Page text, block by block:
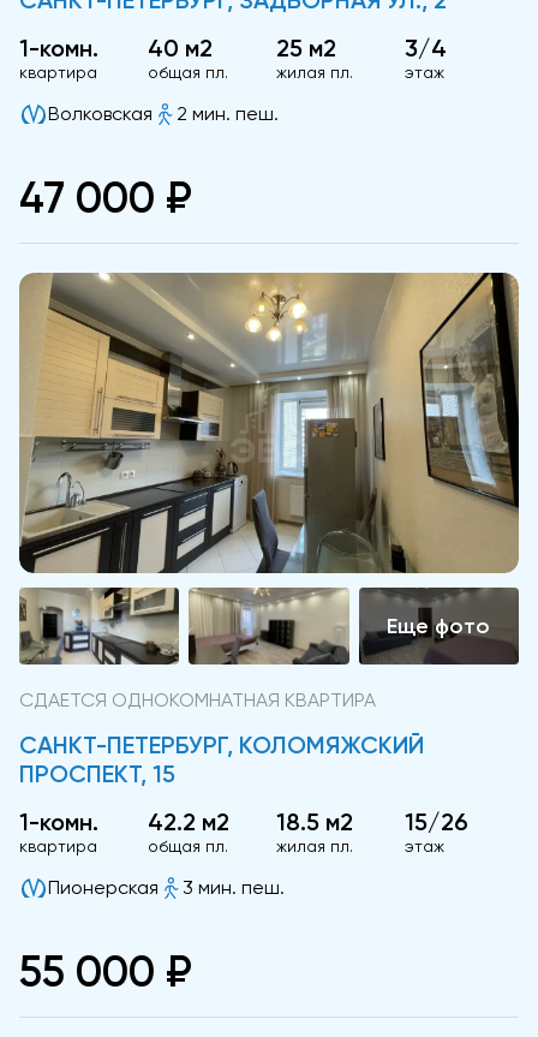
1-комн.
квартира
40 м2
общая пл.
25 м2
жилая пл.
3/4
этаж
Волковская 2 мин. пеш.
47 000 ₽
СДАЕТСЯ ОДНОКОМНАТНАЯ КВАРТИРА
САНКТ-ПЕТЕРБУРГ, КОЛОМЯЖСКИЙ
ПРОСПЕКТ, 15
1-комн.
квартира
42.2 м2
общая пл.
18.5 м2
жилая пл.
15/26
этаж
Пионерская 3 мин. пеш.
55 000 ₽